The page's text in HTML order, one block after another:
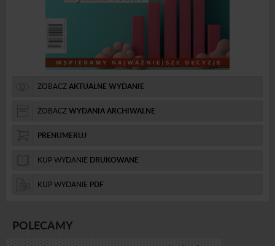
ZOBACZAKTUALNE WYDANIE
ZOBACZWYDANIA ARCHIWALNE
PRENUMERUJ
KUP WYDANIE DRUKOWANE
KUP WYDANIE PDF
POLECAMY